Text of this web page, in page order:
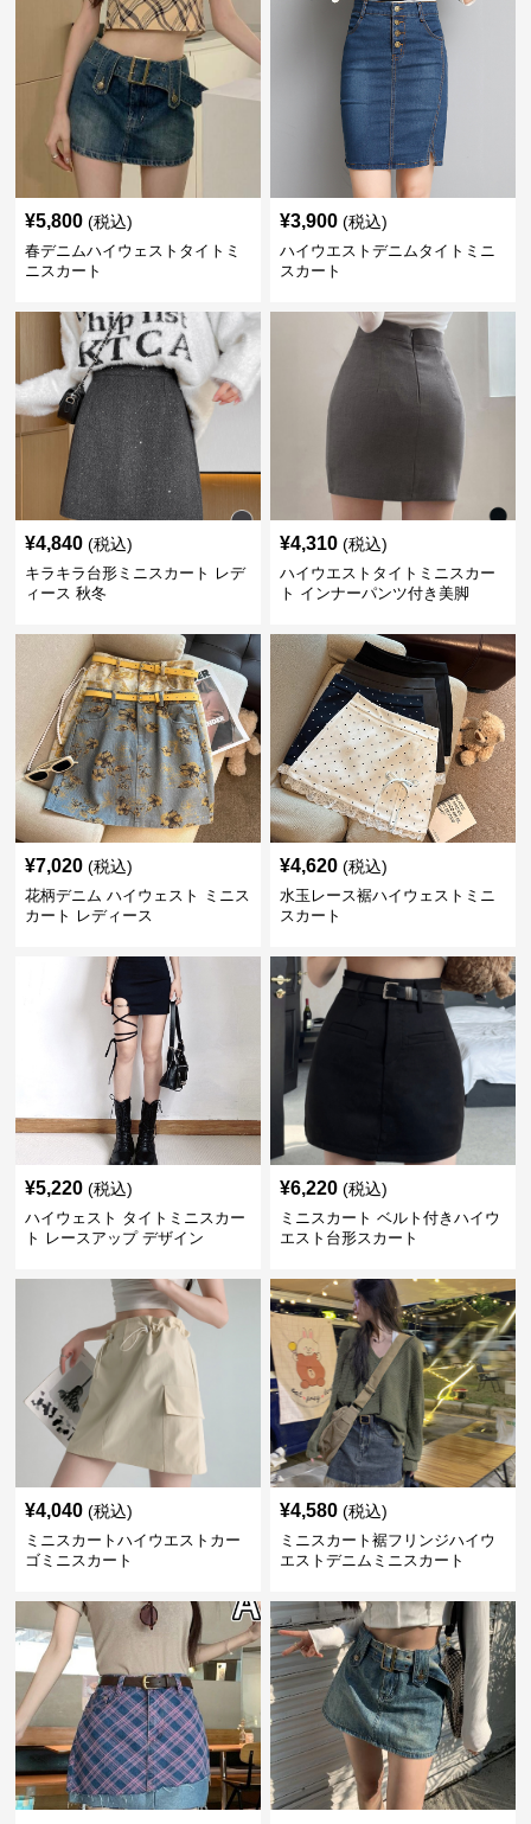
¥5,800 (税込)
春デニムハイウェストタイトミ
ニスカート
¥3,900 (税込)
ハイウエストデニムタイトミニ
スカート
¥4,840 (税込)
キラキラ台形ミニスカート レデ
ィース 秋冬
¥4,310 (税込)
ハイウエストタイトミニスカー
ト インナーパンツ付き美脚
¥7,020 (税込)
花柄デニム ハイウェスト ミニス
カート レディース
¥4,620 (税込)
水玉レース裾ハイウェストミニ
スカート
¥5,220 (税込)
ハイウェスト タイトミニスカー
ト レースアップ デザイン
¥6,220 (税込)
ミニスカート ベルト付きハイウ
エスト台形スカート
¥4,040 (税込)
ミニスカートハイウエストカー
ゴミニスカート
¥4,580 (税込)
ミニスカート裾フリンジハイウ
エストデニムミニスカート